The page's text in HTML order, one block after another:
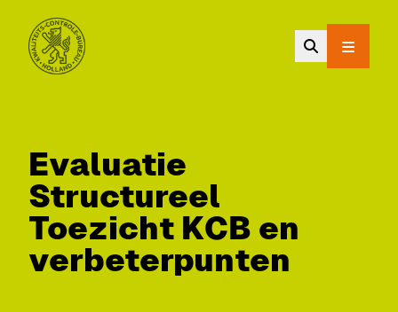
Evaluatie
Structureel
Toezicht KCB en
verbeterpunten